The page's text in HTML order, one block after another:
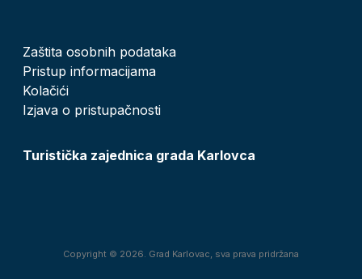
Zaštita osobnih podataka
Pristup informacijama
Kolačići
Izjava o pristupačnosti
Turistička zajednica grada Karlovca
Copyright © 2026. Grad Karlovac, sva prava pridržana